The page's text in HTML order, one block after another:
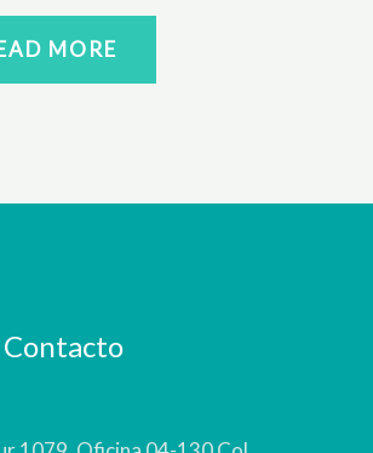
MORE
Contacto